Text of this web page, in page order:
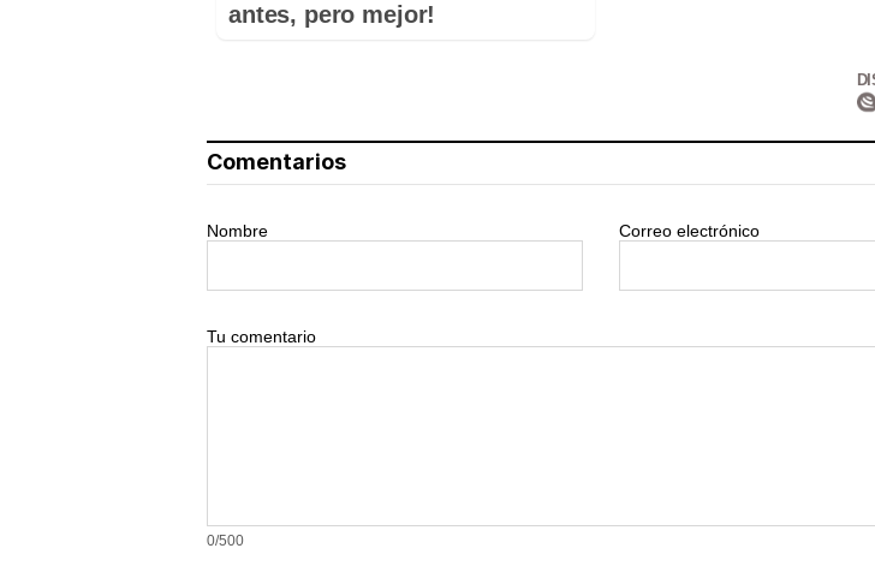
antes, pero mejor!
Comentarios
Nombre Correo electrónico
Tu comentario
0/500